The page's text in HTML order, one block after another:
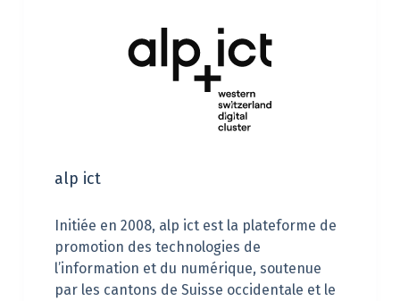
alp ict
Initiée en 2008, alp ict est la plateforme de
promotion des technologies de
l’information et du numérique, soutenue
par les cantons de Suisse occidentale et le